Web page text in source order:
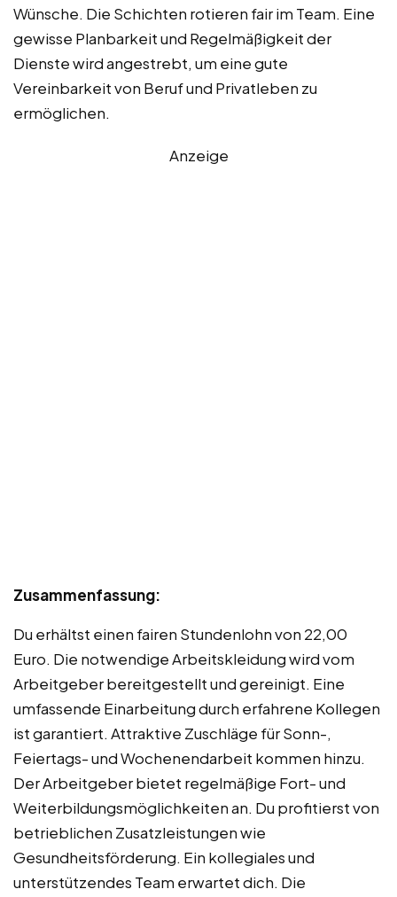
Wünsche. Die Schichten rotieren fair im Team. Eine
gewisse Planbarkeit und Regelmäßigkeit der
Dienste wird angestrebt, um eine gute
Vereinbarkeit von Beruf und Privatleben zu
ermöglichen.
Anzeige
Zusammenfassung:
Du erhältst einen fairen Stundenlohn von 22,00
Euro. Die notwendige Arbeitskleidung wird vom
Arbeitgeber bereitgestellt und gereinigt. Eine
umfassende Einarbeitung durch erfahrene Kollegen
ist garantiert. Attraktive Zuschläge für Sonn-,
Feiertags- und Wochenendarbeit kommen hinzu.
Der Arbeitgeber bietet regelmäßige Fort- und
Weiterbildungsmöglichkeiten an. Du profitierst von
betrieblichen Zusatzleistungen wie
Gesundheitsförderung. Ein kollegiales und
unterstützendes Team erwartet dich. Die